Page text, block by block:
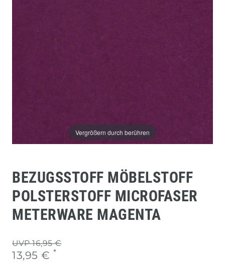
Vergrößern durch berühren
BEZUGSSTOFF MÖBELSTOFF
POLSTERSTOFF MICROFASER
METERWARE MAGENTA
UVP 16,95 €
13,95 € *